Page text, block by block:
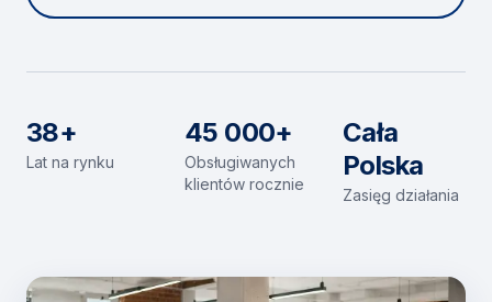
38+
Lat na rynku
45 000+
Obsługiwanych
klientów rocznie
Cała
Polska
Zasięg działania